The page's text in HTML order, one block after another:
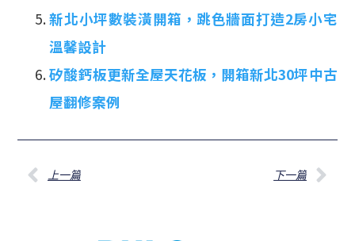
新北小坪數裝潢開箱，跳色牆面打造2房小宅
溫馨設計
矽酸鈣板更新全屋天花板，開箱新北30坪中古
屋翻修案例
上一篇 下一篇